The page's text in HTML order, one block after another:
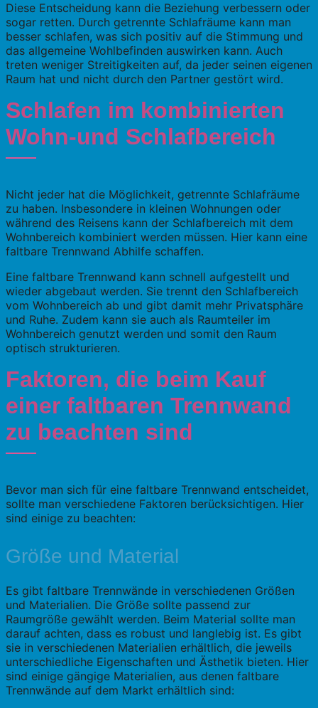
Diese Entscheidung kann die Beziehung verbessern oder
sogar retten. Durch getrennte Schlafräume kann man
besser schlafen, was sich positiv auf die Stimmung und
das allgemeine Wohlbefinden auswirken kann. Auch
treten weniger Streitigkeiten auf, da jeder seinen eigenen
Raum hat und nicht durch den Partner gestört wird.
Schlafen im kombinierten
Wohn-und Schlafbereich
Nicht jeder hat die Möglichkeit, getrennte Schlafräume
zu haben. Insbesondere in kleinen Wohnungen oder
während des Reisens kann der Schlafbereich mit dem
Wohnbereich kombiniert werden müssen. Hier kann eine
faltbare Trennwand Abhilfe schaffen.
Eine faltbare Trennwand kann schnell aufgestellt und
wieder abgebaut werden. Sie trennt den Schlafbereich
vom Wohnbereich ab und gibt damit mehr Privatsphäre
und Ruhe. Zudem kann sie auch als Raumteiler im
Wohnbereich genutzt werden und somit den Raum
optisch strukturieren.
Faktoren, die beim Kauf
einer faltbaren Trennwand
zu beachten sind
Bevor man sich für eine faltbare Trennwand entscheidet,
sollte man verschiedene Faktoren berücksichtigen. Hier
sind einige zu beachten:
Größe und Material
Es gibt faltbare Trennwände in verschiedenen Größen
und Materialien. Die Größe sollte passend zur
Raumgröße gewählt werden. Beim Material sollte man
darauf achten, dass es robust und langlebig ist. Es gibt
sie in verschiedenen Materialien erhältlich, die jeweils
unterschiedliche Eigenschaften und Ästhetik bieten. Hier
sind einige gängige Materialien, aus denen faltbare
Trennwände auf dem Markt erhältlich sind: